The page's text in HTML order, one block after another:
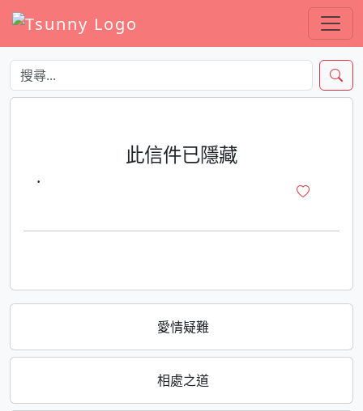
愛情疑難
相處之道
此信件已隱藏
·